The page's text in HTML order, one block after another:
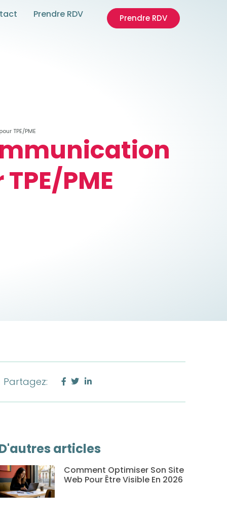
Prendre RDV Prendre RDV
TPE/PME
PME
Partagez:
articles
Comment Optimiser Son Site
Web Pour Être Visible En 2026